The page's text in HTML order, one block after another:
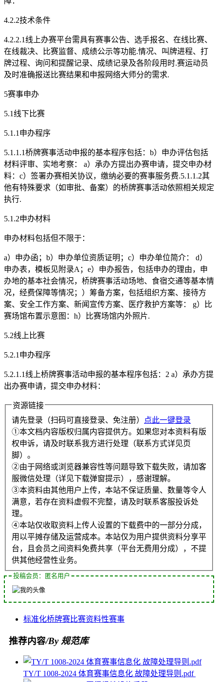
4.2.2技术条件
4.2.2.1线上办赛平台需具有赛事公告、选手报名、在线比赛、
在线裁决、比赛监督、成绩公示等功能.情况、叫牌进程、打
牌过程、询问和提醒记录、成绩记录及各阶段用时.赛运动员
及时准确报送比赛结果和申报网络大师分的需求.
5赛事申办
5.1线下比赛
5.1.1申办程序
5.1.1.1桥牌赛事活动申报的基本程序包括：b）申办评估包括
材料评审、实地考察： a）承办方提出办赛申请，提交申办材
料：c）签署办赛相关协议，缴纳必要的赛事服务费.5.1.1.2其
他有特殊要求（如审批、备案）的桥牌赛事活动依照相关规定
执行.
5.1.2申办材料
申办材料包括但不限于：
a）申办函；b）申办单位资质证明；c）申办单位简介： d）
申办表，模板见附录A；e）申办报告，包括申办的理由，申
办地的基本社会情况，桥牌赛事活动场地、食宿交通等基本情
况，经费保障等情况；）筹备方案，包括组织方案、接待方
案、安全工作方案、新闻宣传方案、医疗救护方案等： g）比
赛场馆布置示意图：h）比赛场馆内外照片.
5.2线上比赛
5.2.1申办程序
5.2.1.1线上桥牌赛事活动申报的基本程序包括：2 a）承办方提
出办赛申请，提交申办材料：
资源链接
请先登录（扫码可直接登录、免注册）
点此一键登录
①本文档内容版权归属内容提供方。如果您对本资料有版
权申诉，请及时联系我方进行处理（联系方式详见页
脚）。
②由于网络或浏览器兼容性等问题导致下载失败，请加客
服微信处理（详见下载弹窗提示），感谢理解。
③本资料由其他用户上传，本站不保证质量、数量等令人
满意，若存在资料虚假不完整，请及时联系客服投诉处
理。
④本站仅收取资料上传人设置的下载费中的一部分分成，
用以平摊存储及运营成本。本站仅为用户提供资料分享平
台，且会员之间资料免费共享（平台无费用分成），不提
供其他经营性业务。
投稿会员：匿名用户
标准化桥牌赛比赛资料性赛事
推荐内容/By 规范库
TY/T 1008-2024 体育赛事信息化 故障处理导则.pdf